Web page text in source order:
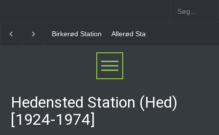
Allerød Station Favrholm Station
Hedensted Station (Hed)
[1924-1974]